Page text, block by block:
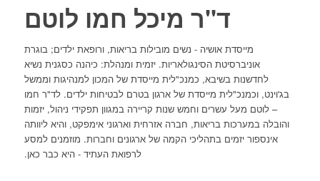
ד"ר מיכל חמו לוטם
מייסדת אושיה - נשים מובילות בריאות, ורופאת ילדים; בוגרת
אוניברסיטת הסינגולאריות. יזמית ומנהלת: כיהנה כסגנית נשיא
לחדשנות בשיבא, כמנכ"לית מייסדת של המכון למנהיגות וממשל
בג'וינט, וכמנכ"לית מייסדת של ארגון בטרם לבטיחות ילדים. לד"ר חמו
– לוטם מעל עשרים וחמש שנות קריירה במגוון תפקידי ניהול, יזמות
והובלה במערכות בריאות, חברה אזרחית וארגוני אימפקט, והיא ליוותה
אינספור יזמים בתהליכי הקמה של ארגונים וחברות. מוזמנים למסע
לרפואת העתיד - היא כבר כאן.